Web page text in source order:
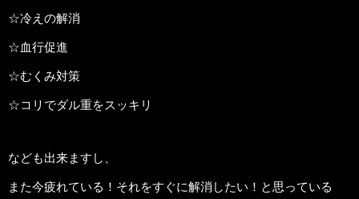
☆冷えの解消
☆血行促進
☆むくみ対策
☆コリでダル重をスッキリ
なども出来ますし、
また今疲れている！それをすぐに解消したい！と思っている